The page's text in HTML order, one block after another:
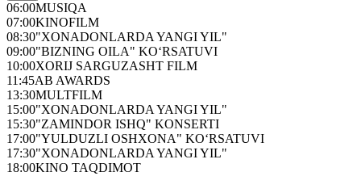
06:00MUSIQA
07:00KINOFILM
08:30"XONADONLARDA YANGI YIL"
09:00"BIZNING OILA" KO‘RSATUVI
10:00XORIJ SARGUZASHT FILM
11:45AB AWARDS
13:30MULTFILM
15:00"XONADONLARDA YANGI YIL"
15:30"ZAMINDOR ISHQ" KONSERTI
17:00"YULDUZLI OSHXONA" KO‘RSATUVI
17:30"XONADONLARDA YANGI YIL"
18:00KINO TAQDIMOT